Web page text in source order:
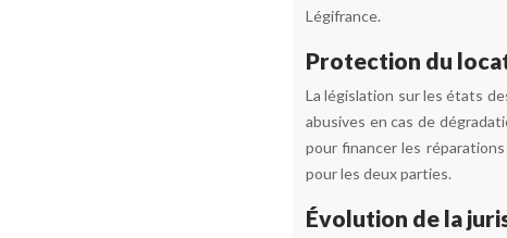
Légifrance.
Protection du
La législation sur les états
abusives en cas de
pour financer les
pour les deux parties.
Évolution de la